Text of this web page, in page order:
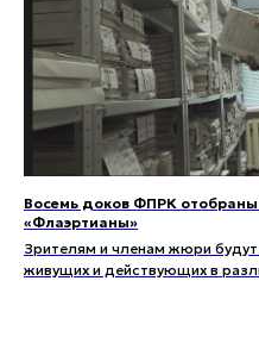
Восемь доков ФПРК
«Флаэртианы»
Зрителям и членам жюри
живущих и действующих в